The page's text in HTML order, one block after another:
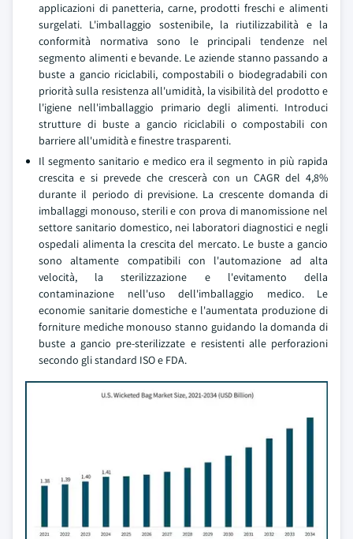
applicazioni di panetteria, carne, prodotti freschi e alimenti
surgelati. L'imballaggio sostenibile, la riutilizzabilità e la
conformità normativa sono le principali tendenze nel
segmento alimenti e bevande. Le aziende stanno passando a
buste a gancio riciclabili, compostabili o biodegradabili con
priorità sulla resistenza all'umidità, la visibilità del prodotto e
l'igiene nell'imballaggio primario degli alimenti. Introduci
strutture di buste a gancio riciclabili o compostabili con
barriere all'umidità e finestre trasparenti.
Il segmento sanitario e medico era il segmento in più rapida
crescita e si prevede che crescerà con un CAGR del 4,8%
durante il periodo di previsione. La crescente domanda di
imballaggi monouso, sterili e con prova di manomissione nel
settore sanitario domestico, nei laboratori diagnostici e negli
ospedali alimenta la crescita del mercato. Le buste a gancio
sono altamente compatibili con l'automazione ad alta
velocità, la sterilizzazione e l'evitamento della
contaminazione nell'uso dell'imballaggio medico. Le
economie sanitarie domestiche e l'aumentata produzione di
forniture mediche monouso stanno guidando la domanda di
buste a gancio pre-sterilizzate e resistenti alle perforazioni
secondo gli standard ISO e FDA.